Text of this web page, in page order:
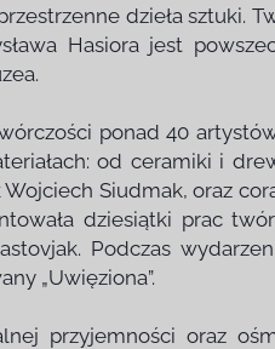
dzieła sztuki.
Hasiora jest
ponad 40
od ceramiki i
Siudmak, oraz
dziesiątki prac
Podczas
„Uwięziona”.
przyjemności oraz